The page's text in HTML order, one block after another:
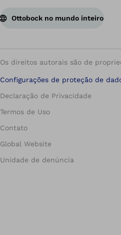
Ottobock no mundo inteiro
Os direitos autorais são de
Configurações de proteção de
Declaração de Privacidade
Termos de Uso
Contato
Global Website
Unidade de denúncia